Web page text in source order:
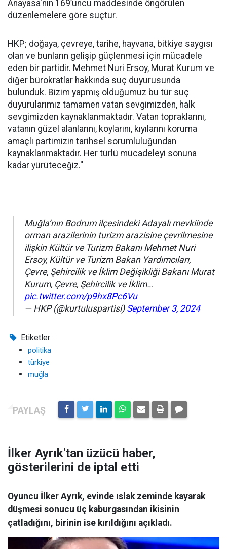
Anayasa'nın 169’uncu maddesinde öngörülen
düzenlemelere göre suçtur.
HKP; doğaya, çevreye, tarihe, hayvana, bitkiye saygısı
olan ve bunların gelişip güçlenmesi için mücadele
eden bir partidir. Mehmet Nuri Ersoy, Murat Kurum ve
diğer bürokratlar hakkında suç duyurusunda
bulunduk. Bizim yapmış olduğumuz bu tür suç
duyurularımız tamamen vatan sevgimizden, halk
sevgimizden kaynaklanmaktadır. Vatan topraklarını,
vatanın güzel alanlarını, koylarını, kıyılarını koruma
amaçlı partimizin tarihsel sorumluluğundan
kaynaklanmaktadır. Her türlü mücadeleyi sonuna
kadar yürüteceğiz.''
Muğla’nın Bodrum ilçesindeki Adayalı mevkiinde
orman arazilerinin turizm arazisine çevrilmesine
ilişkin Kültür ve Turizm Bakanı Mehmet Nuri
Ersoy, Kültür ve Turizm Bakan Yardımcıları,
Çevre, Şehircilik ve İklim Değişikliği Bakanı Murat
Kurum, Çevre, Şehircilik ve İklim…
pic.twitter.com/p9hx8Pc6Vu
— HKP (@kurtuluspartisi) September 3, 2024
Etiketler :
politika
türkiye
muğla
İlker Ayrık'tan üzücü haber,
gösterilerini de iptal etti
Oyuncu İlker Ayrık, evinde ıslak zeminde kayarak
düşmesi sonucu üç kaburgasından ikisinin
çatladığını, birinin ise kırıldığını açıkladı.